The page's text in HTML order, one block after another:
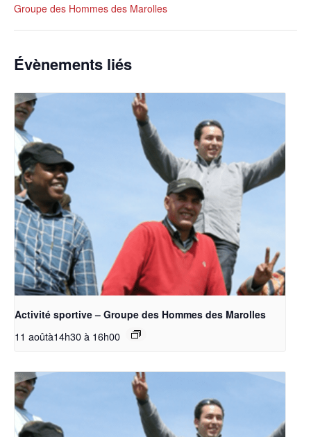
Groupe des Hommes des Marolles
Évènements liés
Activité sportive – Groupe des Hommes des Marolles
11 aoûtà14h30à 16h00